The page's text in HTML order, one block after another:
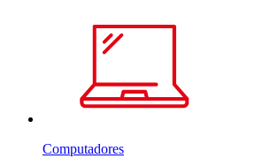
Computadores